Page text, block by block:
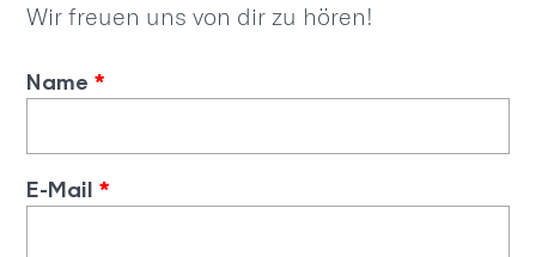
Wir freuen uns von dir zu hören!
Name *
E-Mail *